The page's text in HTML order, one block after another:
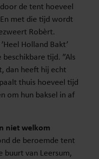
de tent hoeveel
met die tijd wordt
Robèrt.
Holland Bakt’
tijd. ”Als
dan heeft hij echt
thuis hoeveel tijd
om hun baksel in af
niet welkom
de beroemde tent
buurt van Leersum,